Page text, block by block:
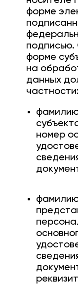
форме
подписью.
форме
на
данных
частности:
номер